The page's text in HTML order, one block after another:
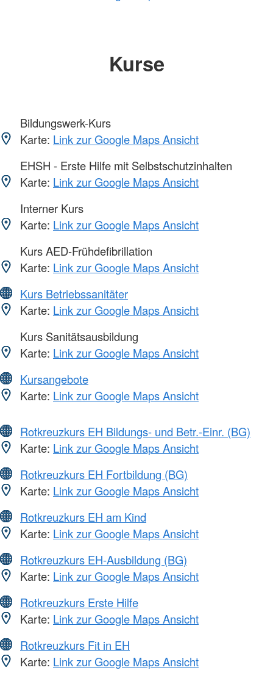
Kurse
Bildungswerk-Kurs
Karte: Link zur Google Maps Ansicht
EHSH - Erste Hilfe mit Selbstschutzinhalten
Karte: Link zur Google Maps Ansicht
Interner Kurs
Karte: Link zur Google Maps Ansicht
Kurs AED-Frühdefibrillation
Karte: Link zur Google Maps Ansicht
Kurs Betriebssanitäter
Karte: Link zur Google Maps Ansicht
Kurs Sanitätsausbildung
Karte: Link zur Google Maps Ansicht
Kursangebote
Karte: Link zur Google Maps Ansicht
Rotkreuzkurs EH Bildungs- und Betr.-Einr. (BG)
Karte: Link zur Google Maps Ansicht
Rotkreuzkurs EH Fortbildung (BG)
Karte: Link zur Google Maps Ansicht
Rotkreuzkurs EH am Kind
Karte: Link zur Google Maps Ansicht
Rotkreuzkurs EH-Ausbildung (BG)
Karte: Link zur Google Maps Ansicht
Rotkreuzkurs Erste Hilfe
Karte: Link zur Google Maps Ansicht
Rotkreuzkurs Fit in EH
Karte: Link zur Google Maps Ansicht